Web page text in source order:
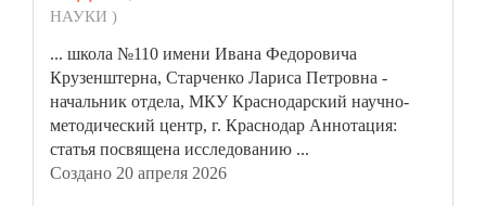
НАУКИ )
... школа №110 имени Ивана Федоровича
Крузенштерна, Старченко Лариса Петровна -
начальник отдела, МКУ Краснодарский научно-
методический центр, г. Краснодар Аннотация:
статья посвящена исследованию ...
Создано 20 апреля 2026